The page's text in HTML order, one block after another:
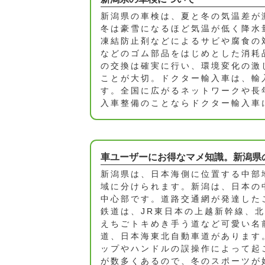
新潟県の車検は、夏と冬の気温差
冬は豪雪になるほど気温が低く降
凍結防止剤などによるサビや腐食
などのゴム部品をはじめとした消
の交換は確実に行い、環境変化の
ことが大切。ドクター輸入車は、
す。全国に広がるネットワークや
入車整備のことならドクター輸入車
車ユーザーにお得なマメ知識。新潟県
新潟県は、日本海側に位置する中
域に分けられます。新潟は、日本
中心部です。道路交通網が発達し
鉄道は、JR東日本の上越新幹線、
えちごトキめき手う道など可愛い
道、日本海東北自動車道がありま
ップやハンドルの誤操作によって
が数多くあるので、冬のスポーツ